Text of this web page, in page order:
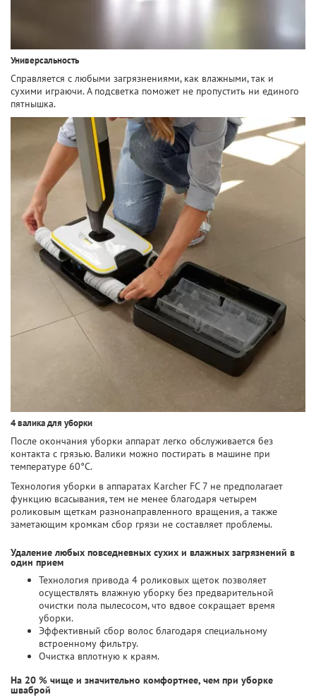
Универсальность
Справляется с любыми загрязнениями, как влажными, так и
сухими играючи. А подсветка поможет не пропустить ни единого
пятнышка.
4 валика для уборки
После окончания уборки аппарат легко обслуживается без
контакта с грязью. Валики можно постирать в машине при
температуре 60°С.
Технология уборки в аппаратах Karcher FC 7 не предполагает
функцию всасывания, тем не менее благодаря четырем
роликовым щеткам разнонаправленного вращения, а также
заметающим кромкам сбор грязи не составляет проблемы.
Удаление любых повседневных сухих и влажных загрязнений в
один прием
Технология привода 4 роликовых щеток позволяет
осуществлять влажную уборку без предварительной
очистки пола пылесосом, что вдвое сокращает время
уборки.
Эффективный сбор волос благодаря специальному
встроенному фильтру.
Очистка вплотную к краям.
На 20 % чище и значительно комфортнее, чем при уборке
шваброй